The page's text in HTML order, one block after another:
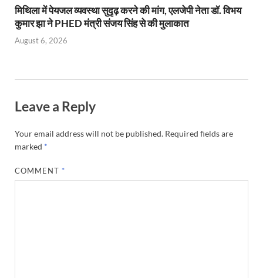
मिथिला में पेयजल व्यवस्था सुदृढ़ करने की मांग, एलजेपी नेता डॉ. विभय
कुमार झा ने PHED मंत्री संजय सिंह से की मुलाकात
August 6, 2026
Leave a Reply
Your email address will not be published. Required fields are
marked *
COMMENT *